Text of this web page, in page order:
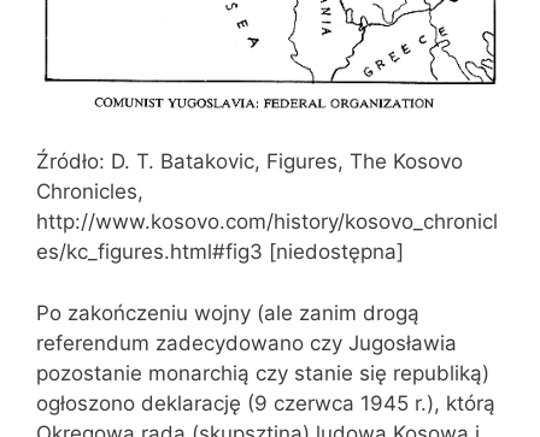
Źródło: D. T. Batakovic, Figures, The Kosovo
Chronicles,
http://www.kosovo.com/history/kosovo_chronicl
es/kc_figures.html#fig3 [niedostępna]
Po zakończeniu wojny (ale zanim drogą
referendum zadecydowano czy Jugosławia
pozostanie monarchią czy stanie się republiką)
ogłoszono deklarację (9 czerwca 1945 r.), którą